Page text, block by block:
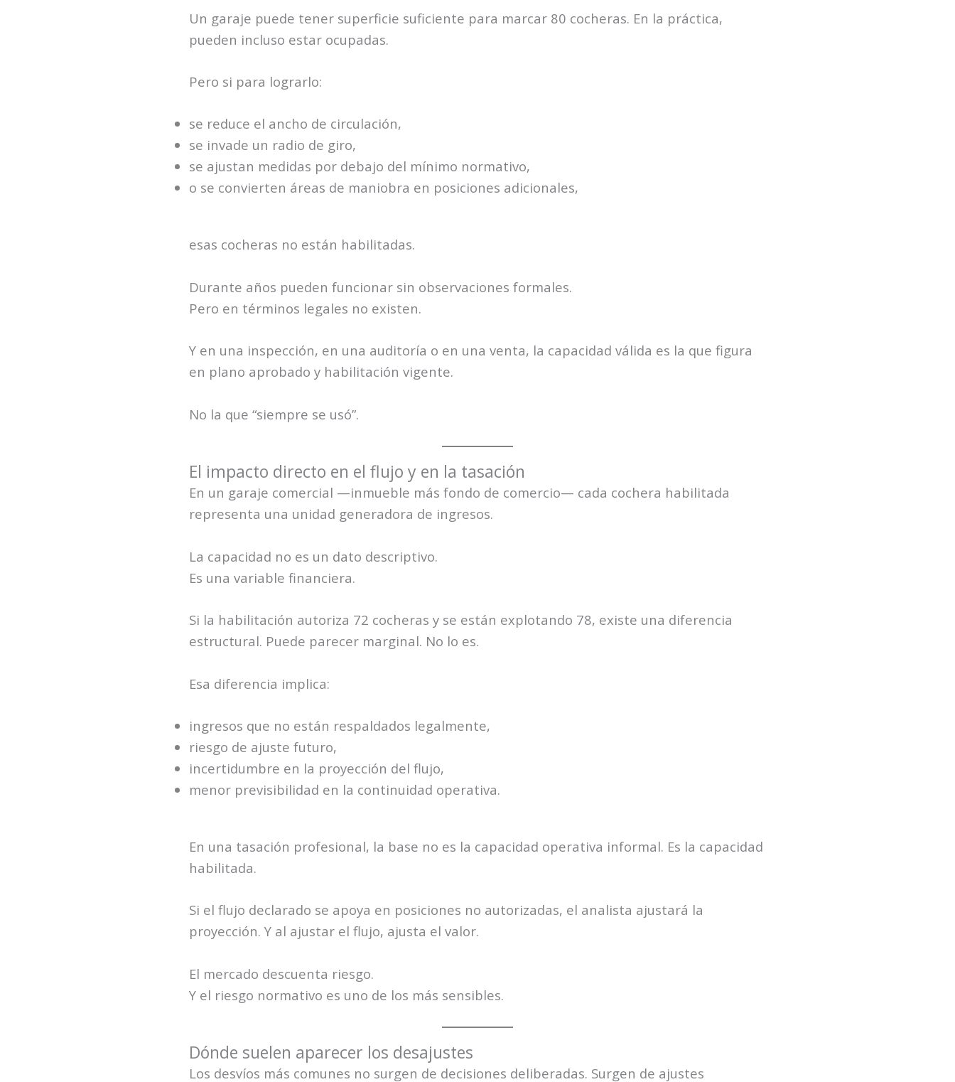
Un garaje puede tener superficie suficiente para marcar 80 cocheras. En la práctica,
pueden incluso estar ocupadas.
Pero si para lograrlo:
se reduce el ancho de circulación,
se invade un radio de giro,
se ajustan medidas por debajo del mínimo normativo,
o se convierten áreas de maniobra en posiciones adicionales,
esas cocheras no están habilitadas.
Durante años pueden funcionar sin observaciones formales.
Pero en términos legales no existen.
Y en una inspección, en una auditoría o en una venta, la capacidad válida es la que figura
en plano aprobado y habilitación vigente.
No la que “siempre se usó”.
El impacto directo en el flujo y en la tasación
En un garaje comercial —inmueble más fondo de comercio— cada cochera habilitada
representa una unidad generadora de ingresos.
La capacidad no es un dato descriptivo.
Es una variable financiera.
Si la habilitación autoriza 72 cocheras y se están explotando 78, existe una diferencia
estructural. Puede parecer marginal. No lo es.
Esa diferencia implica:
ingresos que no están respaldados legalmente,
riesgo de ajuste futuro,
incertidumbre en la proyección del flujo,
menor previsibilidad en la continuidad operativa.
En una tasación profesional, la base no es la capacidad operativa informal. Es la capacidad
habilitada.
Si el flujo declarado se apoya en posiciones no autorizadas, el analista ajustará la
proyección. Y al ajustar el flujo, ajusta el valor.
El mercado descuenta riesgo.
Y el riesgo normativo es uno de los más sensibles.
Dónde suelen aparecer los desajustes
Los desvíos más comunes no surgen de decisiones deliberadas. Surgen de ajustes